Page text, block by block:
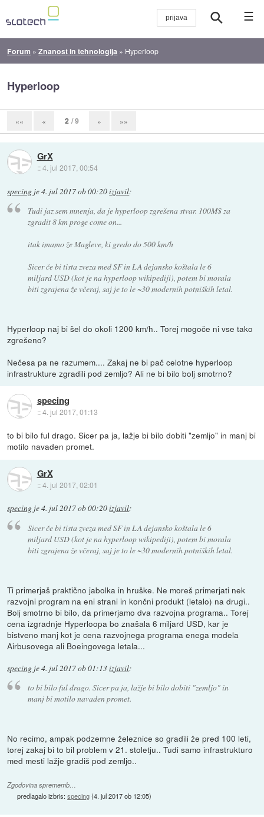
☰
Forum »Znanost in tehnologija » Hyperloop
Hyperloop
«« « 2 / 9 » »»
GrX
::4. jul 2017, 00:54
specing je4. jul 2017 ob 00:20izjavil:
Tudi jaz sem mnenja, da je hyperloop zgrešena stvar. 100M$ za
zgradit 8 km proge come on...
itak imamo že Magleve, ki gredo do 500 km/h
Sicer če bi tista zveza med SF in LA dejansko koštala le 6
miljard USD (kot je na hyperloop wikipediji), potem bi morala
biti zgrajena že včeraj, saj je to le ~30 modernih potniških letal.
Hyperloop naj bi šel do okoli 1200 km/h.. Torej mogoče ni vse tako
zgrešeno?
Nečesa pa ne razumem.... Zakaj ne bi pač celotne hyperloop
infrastrukture zgradili pod zemljo? Ali ne bi bilo bolj smotrno?
specing
::4. jul 2017, 01:13
to bi bilo ful drago. Sicer pa ja, lažje bi bilo dobiti "zemljo" in manj bi
motilo navaden promet.
GrX
::4. jul 2017, 02:01
specing je4. jul 2017 ob 00:20izjavil:
Sicer če bi tista zveza med SF in LA dejansko koštala le 6
miljard USD (kot je na hyperloop wikipediji), potem bi morala
biti zgrajena že včeraj, saj je to le ~30 modernih potniških letal.
Ti primerjaš praktično jabolka in hruške. Ne moreš primerjati nek
razvojni program na eni strani in končni produkt (letalo) na drugi..
Bolj smotrno bi bilo, da primerjamo dva razvojna programa.. Torej
cena izgradnje Hyperloopa bo znašala 6 miljard USD, kar je
bistveno manj kot je cena razvojnega programa enega modela
Airbusovega ali Boeingovega letala...
specing je4. jul 2017 ob 01:13izjavil:
to bi bilo ful drago. Sicer pa ja, lažje bi bilo dobiti "zemljo" in
manj bi motilo navaden promet.
No recimo, ampak podzemne železnice so gradili že pred 100 leti,
torej zakaj bi to bil problem v 21. stoletju.. Tudi samo infrastrukturo
med mesti lažje gradiš pod zemljo..
Zgodovina sprememb…
predlagalo izbris:specing(4. jul 2017 ob 12:05)